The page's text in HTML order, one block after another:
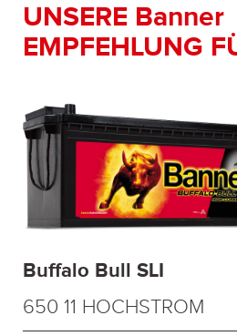
UNSERE Banner
EMPFEHLUNG
Buffalo Bull SLI
650 11 HOCHSTROM